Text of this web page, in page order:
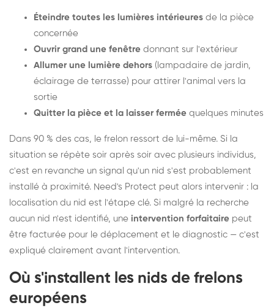
Éteindre toutes les lumières intérieures de la pièce
concernée
Ouvrir grand une fenêtre donnant sur l'extérieur
Allumer une lumière dehors (lampadaire de jardin,
éclairage de terrasse) pour attirer l'animal vers la
sortie
Quitter la pièce et la laisser fermée quelques minutes
Dans 90 % des cas, le frelon ressort de lui-même. Si la
situation se répète soir après soir avec plusieurs individus,
c'est en revanche un signal qu'un nid s'est probablement
installé à proximité. Need's Protect peut alors intervenir : la
localisation du nid est l'étape clé. Si malgré la recherche
aucun nid n'est identifié, une intervention forfaitaire peut
être facturée pour le déplacement et le diagnostic — c'est
expliqué clairement avant l'intervention.
Où s'installent les nids de frelons
européens